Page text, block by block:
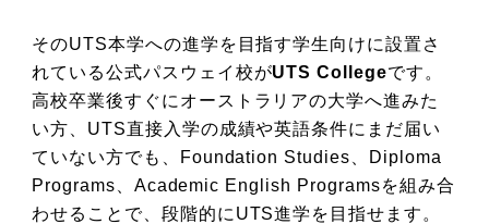
そのUTS本学への進学を目指す学生向けに設置さ
れている公式パスウェイ校がUTS Collegeです。
高校卒業後すぐにオーストラリアの大学へ進みた
い方、UTS直接入学の成績や英語条件にまだ届い
ていない方でも、Foundation Studies、Diploma
Programs、Academic English Programsを組み合
わせることで、段階的にUTS進学を目指せます。